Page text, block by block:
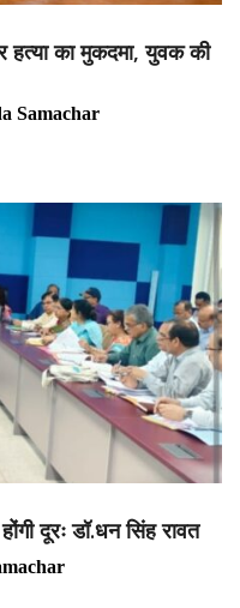
हत्या का मुकदमा, युवक की
Samachar
दूरः डॉ.धन सिंह रावत